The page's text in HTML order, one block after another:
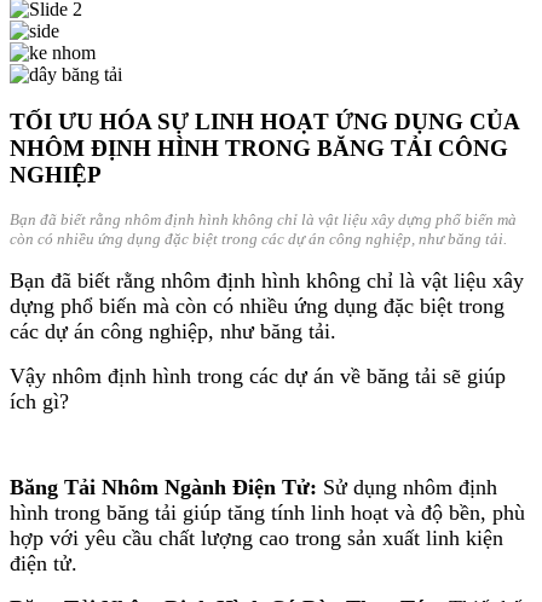
TỐI ƯU HÓA SỰ LINH HOẠT ỨNG DỤNG CỦA
NHÔM ĐỊNH HÌNH TRONG BĂNG TẢI CÔNG
NGHIỆP
Bạn đã biết rằng nhôm định hình không chỉ là vật liệu xây dựng phổ biến mà
còn có nhiều ứng dụng đặc biệt trong các dự án công nghiệp, như băng tải.
Bạn đã biết rằng nhôm định hình không chỉ là vật liệu xây
dựng phổ biến mà còn có nhiều ứng dụng đặc biệt trong
các dự án công nghiệp, như băng tải.
Vậy nhôm định hình trong các dự án về băng tải sẽ giúp
ích gì?
Băng Tải Nhôm Ngành Điện Tử: Sử dụng nhôm định
hình trong băng tải giúp tăng tính linh hoạt và độ bền, phù
hợp với yêu cầu chất lượng cao trong sản xuất linh kiện
điện tử.